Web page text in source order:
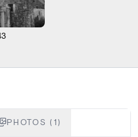
PHOTOS (1)